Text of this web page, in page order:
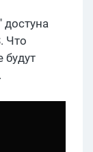
Что
будут